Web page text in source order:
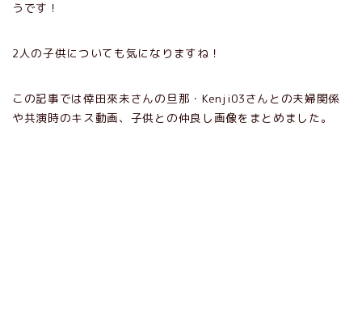
うです！
2人の子供についても気になりますね！
この記事では倖田來未さんの旦那・Kenji03さんとの夫婦関係
や共演時のキス動画、子供との仲良し画像をまとめました。